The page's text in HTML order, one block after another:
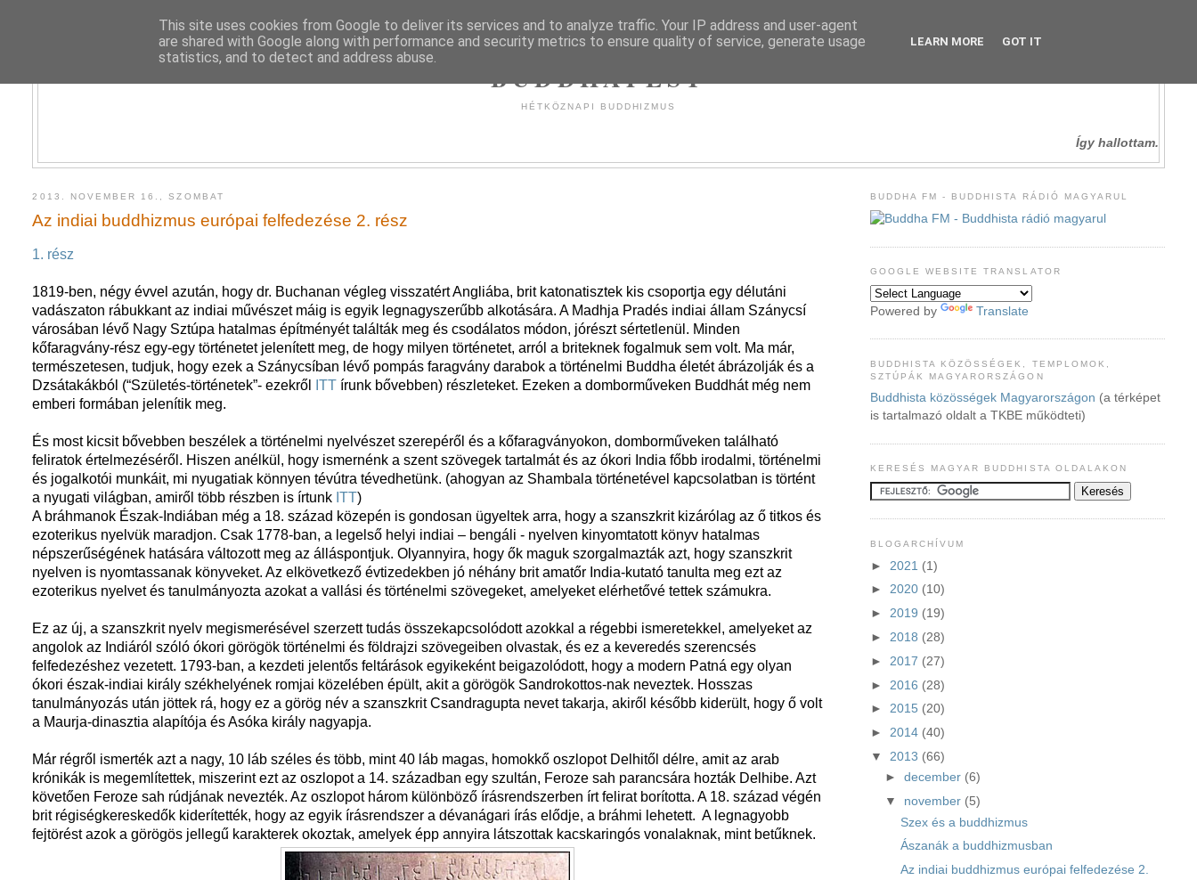
BUDDHAPEST
HÉTKÖZNAPI BUDDHIZMUS
Így hallottam.
2013. NOVEMBER 16., SZOMBAT
Az indiai buddhizmus európai felfedezése 2. rész
1. rész
1819-ben, négy évvel azután, hogy dr. Buchanan végleg visszatért Angliába, brit katonatisztek kis csoportja egy délutáni
vadászaton rábukkant az indiai művészet máig is egyik legnagyszerűbb alkotására. A Madhja Pradés indiai állam Szánycsí
városában lévő Nagy Sztúpa hatalmas építményét találták meg és csodálatos módon, jórészt sértetlenül. Minden
kőfaragvány-rész egy-egy történetet jelenített meg, de hogy milyen történetet, arról a briteknek fogalmuk sem volt. Ma már,
természetesen, tudjuk, hogy ezek a Szánycsíban lévő pompás faragvány darabok a történelmi Buddha életét ábrázolják és a
Dzsátakákból (“Születés-történetek”- ezekről
ITT írunk bővebben) részleteket. Ezeken a domborműveken Buddhát még nem
emberi formában jelenítik meg.
És most kicsit bővebben beszélek a történelmi nyelvészet szerepéről és a kőfaragványokon, domborműveken található
feliratok értelmezéséről. Hiszen anélkül, hogy ismernénk a szent szövegek tartalmát és az ókori India főbb irodalmi, történelmi
és jogalkotói munkáit, mi nyugatiak könnyen tévútra tévedhetünk. (ahogyan az Shambala történetével kapcsolatban is történt
a nyugati világban, amiről több részben is írtunk ITT)
A bráhmanok Észak-Indiában még a 18. század közepén is gondosan ügyeltek arra, hogy a szanszkrit kizárólag az ő titkos és
ezoterikus nyelvük maradjon. Csak 1778-ban, a legelső helyi indiai – bengáli - nyelven kinyomtatott könyv hatalmas
népszerűségének hatására változott meg az álláspontjuk. Olyannyira, hogy ők maguk szorgalmazták azt, hogy szanszkrit
nyelven is nyomtassanak könyveket. Az elkövetkező évtizedekben jó néhány brit amatőr India-kutató tanulta meg ezt az
ezoterikus nyelvet és tanulmányozta azokat a vallási és történelmi szövegeket, amelyeket elérhetővé tettek számukra.
Ez az új, a szanszkrit nyelv megismerésével szerzett tudás összekapcsolódott azokkal a régebbi ismeretekkel, amelyeket az
angolok az Indiáról szóló ókori görögök történelmi és földrajzi szövegeiben olvastak, és ez a keveredés szerencsés
felfedezéshez vezetett. 1793-ban, a kezdeti jelentős feltárások egyikeként beigazolódott, hogy a modern Patná egy olyan
ókori észak-indiai király székhelyének romjai közelében épült, akit a görögök Sandrokottos-nak neveztek. Hosszas
tanulmányozás után jöttek rá, hogy ez a görög név a szanszkrit Csandragupta nevet takarja, akiről később kiderült, hogy ő volt
a Maurja-dinasztia alapítója és Asóka király nagyapja.
Már régről ismerték azt a nagy, 10 láb széles és több, mint 40 láb magas, homokkő oszlopot Delhitől délre, amit az arab
krónikák is megemlítettek, miszerint ezt az oszlopot a 14. században egy szultán, Feroze sah parancsára hozták Delhibe. Azt
követően Feroze sah rúdjának nevezték. Az oszlopot három különböző írásrendszerben írt felirat borította. A 18. század végén
brit régiségkereskedők kiderítették, hogy az egyik írásrendszer a dévanágari írás elődje, a bráhmi lehetett. A legnagyobb
fejtörést azok a görögös jellegű karakterek okoztak, amelyek épp annyira látszottak kacskaringós vonalaknak, mint betűknek.
BUDDHA FM - BUDDHISTA RÁDIÓ MAGYARUL
GOOGLE WEBSITE TRANSLATOR
Powered by Translate
BUDDHISTA KÖZÖSSÉGEK, TEMPLOMOK,
SZTÚPÁK MAGYARORSZÁGON
Buddhista közösségek Magyarországon (a térképet
is tartalmazó oldalt a TKBE működteti)
KERESÉS MAGYAR BUDDHISTA OLDALAKON
BLOGARCHÍVUM
► 2021 (1)
► 2020 (10)
► 2019 (19)
► 2018 (28)
► 2017 (27)
► 2016 (28)
► 2015 (20)
► 2014 (40)
▼ 2013 (66)
► december (6)
▼ november (5)
Szex és a buddhizmus
Ászanák a buddhizmusban
Az indiai buddhizmus európai felfedezése 2.
This site uses cookies from Google to deliver its services and to analyze traffic. Your IP address and user-agent
are shared with Google along with performance and security metrics to ensure quality of service, generate usage
statistics, and to detect and address abuse.
LEARN MORE GOT IT